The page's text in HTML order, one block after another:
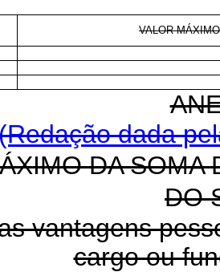
VALOR
dada
DA SOMA
DO
vantagens
cargo ou